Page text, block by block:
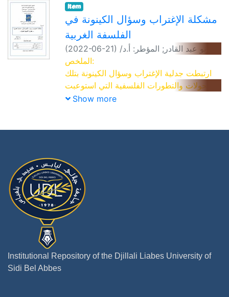
Item
مشكلة الإغتراب وسؤال الكينونة في
الفلسفة الغربية
(2022-06-21) برنو عبد القادر ; المؤطر: أ.د/
بن طرات جلول
الملخص:
ارتبطت جدلية الإغتراب وسؤال الكينونة بتلك
التحولات والتطورات الفلسفية التي استوعبت
أزمة الإنسان المعاصر من خلال معاناته مع
عايش الإنسان طبيعة هذه المشكلة خاصة على
مستوى قيم الصراع الاجتماعي والنفسي الذي
تمثله آثار القلق والتشاؤم والمأساة الوجودية،
وتراجيديا الألم، وصراع الخير والشر الذي حمل
معه تمثلات الإغتراب والكينونة في
question of being is linked to those
Show more
Institutional Repository of the Djillali Liabes University of
Sidi Bel Abbes